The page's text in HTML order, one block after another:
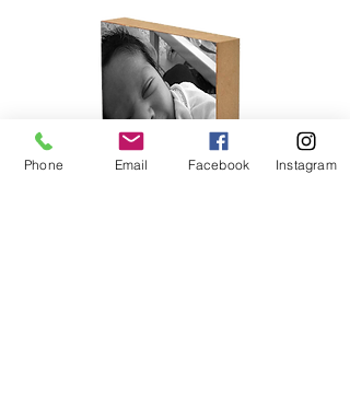
Phone Email Facebook Instagram